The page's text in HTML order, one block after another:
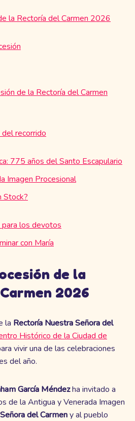
la Rectoría del Carmen 2026
de la Rectoría del Carmen
recorrido
775 años del Santo Escapulario
Imagen Procesional
Stock?
para los devotos
con María
de la
2026
la Rectoría Nuestra Señora del
Histórico de la Ciudad de
vivir una de las celebraciones
del año.
García Méndezha invitado a
de la Antigua y Venerada Imagen
del Carmeny al pueblo